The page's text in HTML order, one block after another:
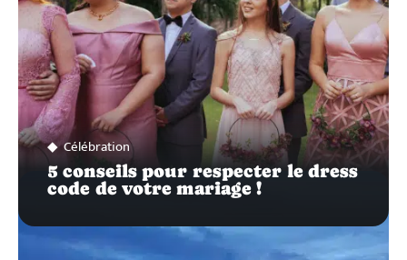
Célébration
5 conseils pour respecter le dress
code de votre mariage !